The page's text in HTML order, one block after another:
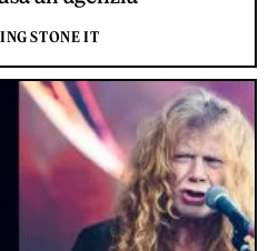
STONE IT